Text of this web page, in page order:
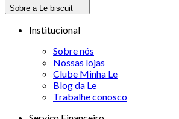
Sobre a Le biscuit
Institucional
Sobre nós
Nossas lojas
Clube Minha Le
Blog da Le
Trabalhe conosco